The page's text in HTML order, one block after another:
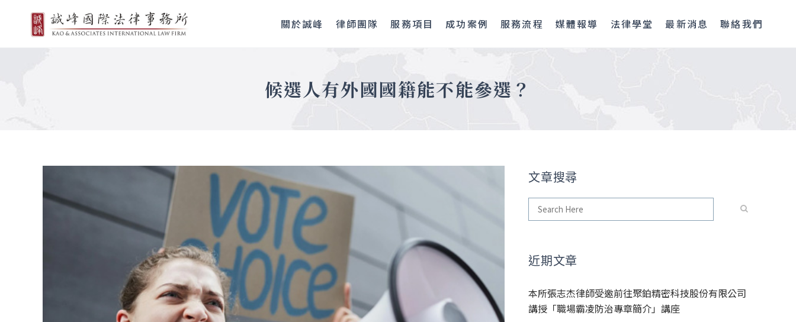
關於誠峰 律師團隊 服務項目 成功案例 服務流程 媒體報導 法律學堂 最新消息 聯絡我們
候選人有外國國籍能不能參選？
文章搜尋
近期文章
本所張志杰律師受邀前往聚鉑精密科技股份有限公司
講授「職場霸凌防治專章簡介」講座